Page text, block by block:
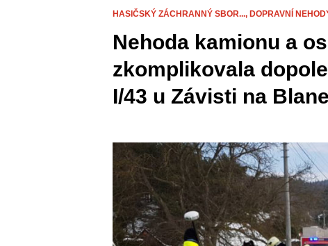
HASIČSKÝ ZÁCHRANNÝ SBOR..., DOPRAVNÍ
Nehoda kamionu a
zkomplikovala
I/43 u Závisti na